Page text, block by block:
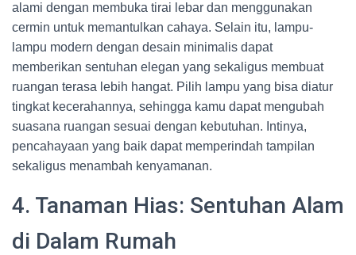
alami dengan membuka tirai lebar dan menggunakan
cermin untuk memantulkan cahaya. Selain itu, lampu-
lampu modern dengan desain minimalis dapat
memberikan sentuhan elegan yang sekaligus membuat
ruangan terasa lebih hangat. Pilih lampu yang bisa diatur
tingkat kecerahannya, sehingga kamu dapat mengubah
suasana ruangan sesuai dengan kebutuhan. Intinya,
pencahayaan yang baik dapat memperindah tampilan
sekaligus menambah kenyamanan.
4. Tanaman Hias: Sentuhan Alam
di Dalam Rumah